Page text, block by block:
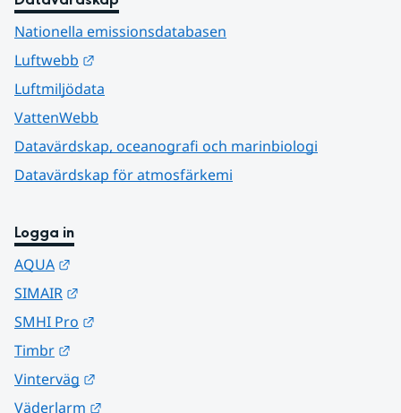
Nationella emissionsdatabasen
Luftwebb
Luftmiljödata
VattenWebb
Datavärdskap, oceanografi och marinbiologi
Datavärdskap för atmosfärkemi
Logga in
AQUA
SIMAIR
SMHI Pro
Timbr
Vinterväg
Väderlarm